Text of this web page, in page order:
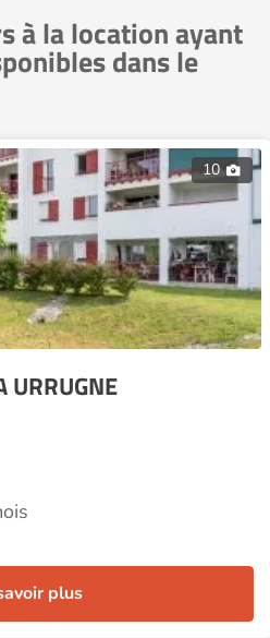
à la location ayant
dans le
10
URRUGNE
plus